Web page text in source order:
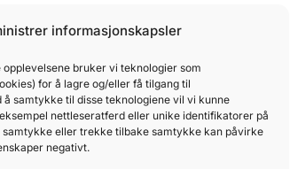
informasjonskapsler
opplevelsene bruker vi teknologier som
for å lagre og/eller få tilgang til
å samtykke til disse teknologiene vil vi kunne
nettleseratferd eller unike identifikatorer på
samtykke eller trekke tilbake samtykke kan påvirke
negativt.